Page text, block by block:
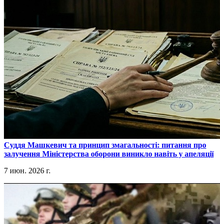
​Суддя Машкевич та принцип змагальності: питання про
залучення Міністерства оборони виникло навіть у апеляції
7 июн. 2026 г.